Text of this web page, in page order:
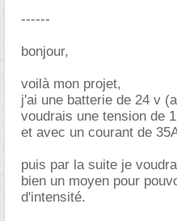
------
bonjour,
voilà mon projet,
j'ai une batterie de 24 v
voudrais une tension de
et avec un courant de
puis par la suite je
bien un moyen pour
d'intensité.